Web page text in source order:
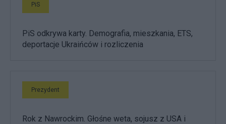
PiS
PiS odkrywa karty. Demografia, mieszkania, ETS,
deportacje Ukraińców i rozliczenia
Prezydent
Rok z Nawrockim. Głośne weta, sojusz z USA i